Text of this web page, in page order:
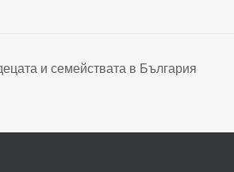
и семействата в България